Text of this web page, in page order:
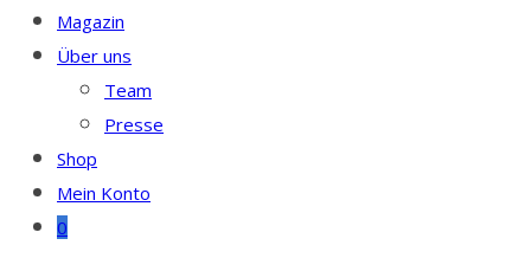
Magazin
Über uns
Team
Presse
Shop
Mein Konto
0